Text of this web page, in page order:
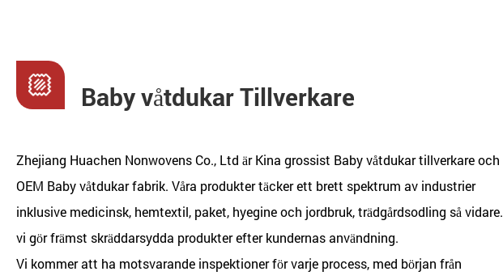
Baby våtdukar Tillverkare
Zhejiang Huachen Nonwovens Co., Ltd ärKina grossist Baby våtdukar tillverkareoch
OEM Baby våtdukar fabrik. Våra produkter täcker ett brett spektrum av industrier
inklusive medicinsk, hemtextil, paket, hyegine och jordbruk, trädgårdsodling så vidare.
vi gör främst skräddarsydda produkter efter kundernas användning.
Vi kommer att ha motsvarande inspektioner för varje process, med början från